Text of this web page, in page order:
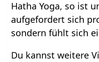
Hatha Yoga, so ist
aufgefordert sich
sondern fühlt sich
Du kannst weitere